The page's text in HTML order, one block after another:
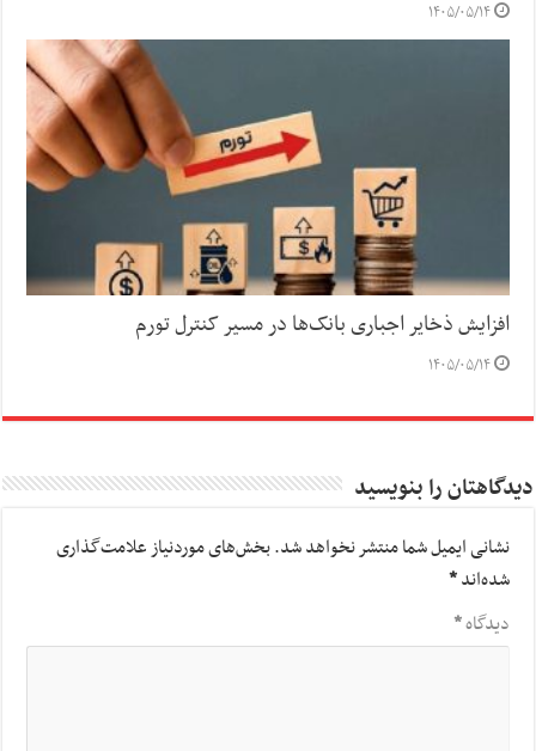
۱۴۰۵/۰۵/۱۴
افزایش ذخایر اجباری بانک‌ها در مسیر کنترل تورم
۱۴۰۵/۰۵/۱۴
دیدگاهتان را بنویسید
نشانی ایمیل شما منتشر نخواهد شد.بخش‌های موردنیاز علامت‌گذاری
شده‌اند*
دیدگاه*